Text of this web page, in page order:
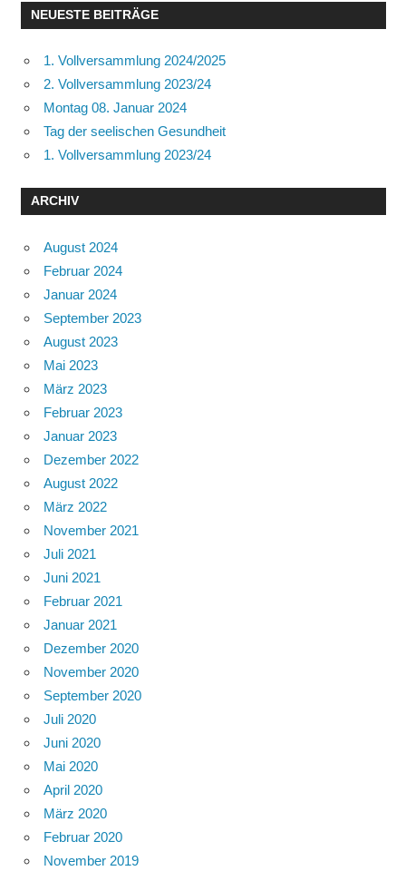
NEUESTE BEITRÄGE
1. Vollversammlung 2024/2025
2. Vollversammlung 2023/24
Montag 08. Januar 2024
Tag der seelischen Gesundheit
1. Vollversammlung 2023/24
ARCHIV
August 2024
Februar 2024
Januar 2024
September 2023
August 2023
Mai 2023
März 2023
Februar 2023
Januar 2023
Dezember 2022
August 2022
März 2022
November 2021
Juli 2021
Juni 2021
Februar 2021
Januar 2021
Dezember 2020
November 2020
September 2020
Juli 2020
Juni 2020
Mai 2020
April 2020
März 2020
Februar 2020
November 2019